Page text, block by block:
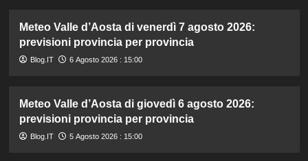
Meteo Valle d’Aosta di venerdì 7 agosto 2026:
previsioni provincia per provincia
Blog.IT 6 Agosto 2026 : 15:00
Meteo Valle d’Aosta di giovedì 6 agosto 2026:
previsioni provincia per provincia
Blog.IT 5 Agosto 2026 : 15:00